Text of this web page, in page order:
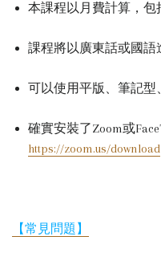
本課程以月費計算，包
課程將以廣東話或國語
可以使用平版、筆記型
確實安裝了Zoom或
https://zoom.us/download
【常見問題】